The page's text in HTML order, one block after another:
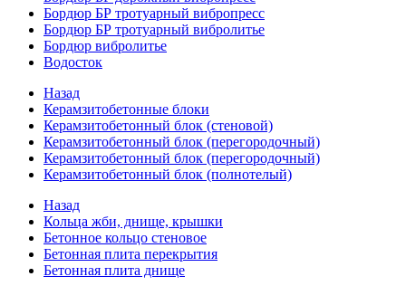
Бордюр БР тротуарный вибропресс
Бордюр БР тротуарный вибролитье
Бордюр вибролитье
Водосток
Назад
Керамзитобетонные блоки
Керамзитобетонный блок (стеновой)
Керамзитобетонный блок (перегородочный)
Керамзитобетонный блок (перегородочный)
Керамзитобетонный блок (полнотелый)
Назад
Кольца жби, днище, крышки
Бетонное кольцо стеновое
Бетонная плита перекрытия
Бетонная плита днище